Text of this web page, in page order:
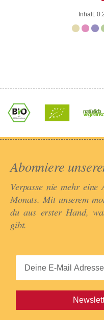
mit
0
von
5
Inhalt:
Abonniere
Verpasse nie mehr
Monats. Mit unserem
du aus erster Hand,
gibt.​